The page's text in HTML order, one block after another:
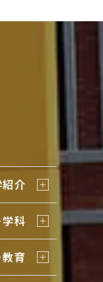
介
学科
教育